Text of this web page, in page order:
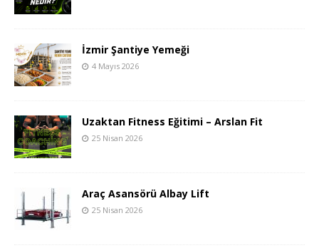
İzmir Şantiye Yemeği
4 Mayıs 2026
Uzaktan Fitness Eğitimi – Arslan Fit
25 Nisan 2026
Araç Asansörü Albay Lift
25 Nisan 2026